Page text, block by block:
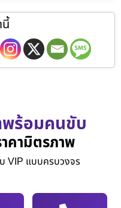
นี้
พร้อมคนขับ
คามิตรภาพ
VIP แบบครบวงจร